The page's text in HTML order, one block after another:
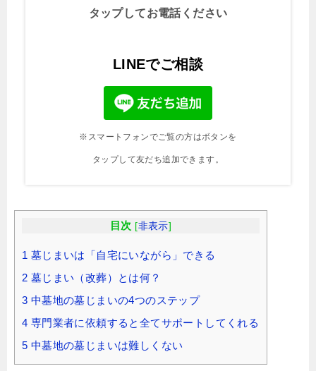
タップしてお電話ください
LINEでご相談
※スマートフォンでご覧の方はボタンを
タップして友だち追加できます。
目次 [非表示]
1 墓じまいは「自宅にいながら」できる
2 墓じまい（改葬）とは何？
3 中墓地の墓じまいの4つのステップ
4 専門業者に依頼すると全てサポートしてくれる
5 中墓地の墓じまいは難しくない